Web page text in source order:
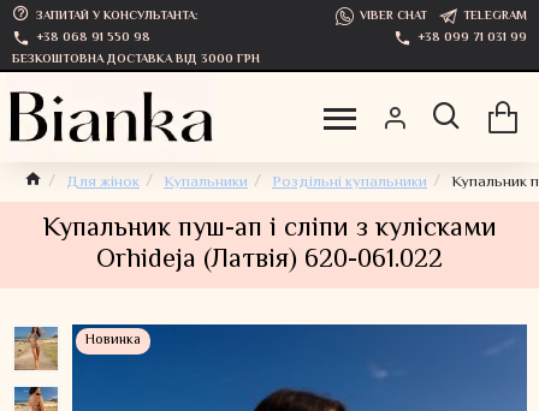
ЗАПИТАЙ У КОНСУЛЬТАНТА: VIBER CHAT
TELEGRAM
+38 068 91 550 98
+38 099 71 031 99
БЕЗКОШТОВНА ДОСТАВКА ВІД 3000 ГРН
Для жінок Купальники Роздільні купальники Купальник
Купальник пуш-ап і сліпи з кулісками
Orhideja (Латвія) 620-061.022
Новинка